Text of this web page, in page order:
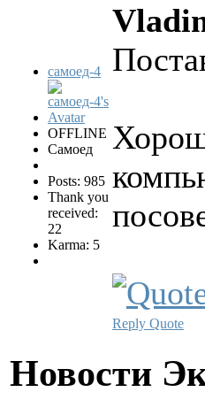
самоед-4
OFFLINE
Самоед
Posts: 985
Thank you
received:
22
Karma: 5
Reply Quote
Новости